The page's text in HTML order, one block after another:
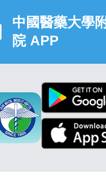
中國醫藥大學
院 APP